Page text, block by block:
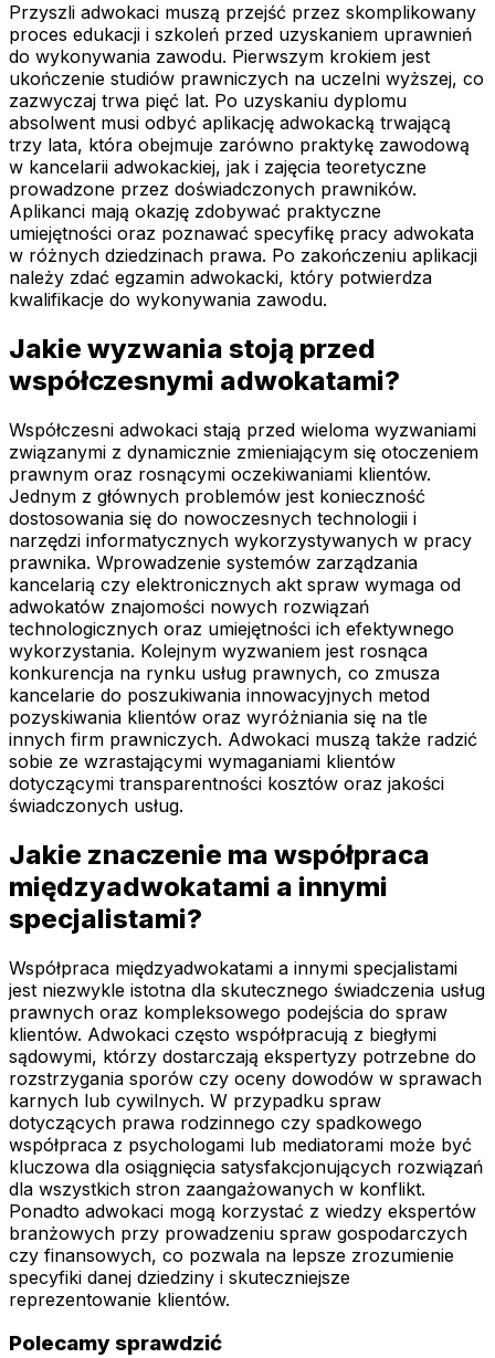
Przyszli adwokaci muszą przejść przez skomplikowany
proces edukacji i szkoleń przed uzyskaniem uprawnień
do wykonywania zawodu. Pierwszym krokiem jest
ukończenie studiów prawniczych na uczelni wyższej, co
zazwyczaj trwa pięć lat. Po uzyskaniu dyplomu
absolwent musi odbyć aplikację adwokacką trwającą
trzy lata, która obejmuje zarówno praktykę zawodową
w kancelarii adwokackiej, jak i zajęcia teoretyczne
prowadzone przez doświadczonych prawników.
Aplikanci mają okazję zdobywać praktyczne
umiejętności oraz poznawać specyfikę pracy adwokata
w różnych dziedzinach prawa. Po zakończeniu aplikacji
należy zdać egzamin adwokacki, który potwierdza
kwalifikacje do wykonywania zawodu.
Jakie wyzwania stoją przed
współczesnymi adwokatami?
Współczesni adwokaci stają przed wieloma wyzwaniami
związanymi z dynamicznie zmieniającym się otoczeniem
prawnym oraz rosnącymi oczekiwaniami klientów.
Jednym z głównych problemów jest konieczność
dostosowania się do nowoczesnych technologii i
narzędzi informatycznych wykorzystywanych w pracy
prawnika. Wprowadzenie systemów zarządzania
kancelarią czy elektronicznych akt spraw wymaga od
adwokatów znajomości nowych rozwiązań
technologicznych oraz umiejętności ich efektywnego
wykorzystania. Kolejnym wyzwaniem jest rosnąca
konkurencja na rynku usług prawnych, co zmusza
kancelarie do poszukiwania innowacyjnych metod
pozyskiwania klientów oraz wyróżniania się na tle
innych firm prawniczych. Adwokaci muszą także radzić
sobie ze wzrastającymi wymaganiami klientów
dotyczącymi transparentności kosztów oraz jakości
świadczonych usług.
Jakie znaczenie ma współpraca
międzyadwokatami a innymi
specjalistami?
Współpraca międzyadwokatami a innymi specjalistami
jest niezwykle istotna dla skutecznego świadczenia usług
prawnych oraz kompleksowego podejścia do spraw
klientów. Adwokaci często współpracują z biegłymi
sądowymi, którzy dostarczają ekspertyzy potrzebne do
rozstrzygania sporów czy oceny dowodów w sprawach
karnych lub cywilnych. W przypadku spraw
dotyczących prawa rodzinnego czy spadkowego
współpraca z psychologami lub mediatorami może być
kluczowa dla osiągnięcia satysfakcjonujących rozwiązań
dla wszystkich stron zaangażowanych w konflikt.
Ponadto adwokaci mogą korzystać z wiedzy ekspertów
branżowych przy prowadzeniu spraw gospodarczych
czy finansowych, co pozwala na lepsze zrozumienie
specyfiki danej dziedziny i skuteczniejsze
reprezentowanie klientów.
Polecamy sprawdzić